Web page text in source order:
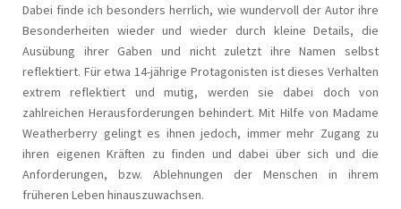
Dabei finde ich besonders herrlich, wie wundervoll der Autor ihre
Besonderheiten wieder und wieder durch kleine Details, die
Ausübung ihrer Gaben und nicht zuletzt ihre Namen selbst
reflektiert. Für etwa 14-jährige Protagonisten ist dieses Verhalten
extrem reflektiert und mutig, werden sie dabei doch von
zahlreichen Herausforderungen behindert. Mit Hilfe von Madame
Weatherberry gelingt es ihnen jedoch, immer mehr Zugang zu
ihren eigenen Kräften zu finden und dabei über sich und die
Anforderungen, bzw. Ablehnungen der Menschen in ihrem
früheren Leben hinauszuwachsen.